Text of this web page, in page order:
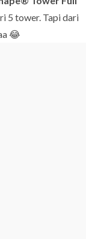
5 tower. Tapi dari
😂